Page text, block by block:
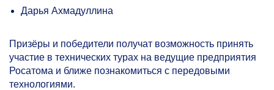
Дарья Ахмадуллина
Призёры и победители получат возможность принять
участие в технических турах на ведущие предприятия
Росатома и ближе познакомиться с передовыми
технологиями.